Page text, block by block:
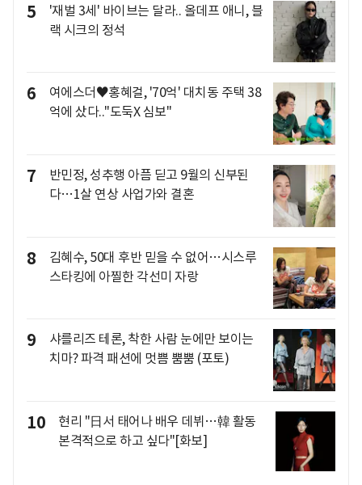
5
'재벌 3세' 바이브는 달라.. 올데프 애니, 블
랙 시크의 정석
6
여에스더♥홍혜걸, '70억' 대치동 주택 38
억에 샀다.."도둑X 심보"
7
반민정, 성추행 아픔 딛고 9월의 신부된
다…1살 연상 사업가와 결혼
8
김혜수, 50대 후반 믿을 수 없어…시스루
스타킹에 아찔한 각선미 자랑
9
샤를리즈 테론, 착한 사람 눈에만 보이는
치마? 파격 패션에 멋쁨 뿜뿜 (포토)
10
현리 "日서 태어나 배우 데뷔…韓 활동
본격적으로 하고 싶다"[화보]